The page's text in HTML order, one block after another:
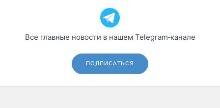
Все главные новости в нашем Telegram‑канале
ПОДПИСАТЬСЯ